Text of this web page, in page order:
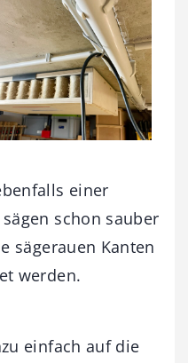
einer
schon sauber
sägerauen Kanten
werden.
einfach auf die